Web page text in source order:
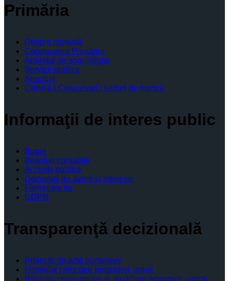
Primăria
Despre comună
Conducerea Primăriei
Aparatul de specialitate
Servicii publice
Anunturi
Cariera | Concursuri | Locuri de munca
Informaţii de interes public
Buget
Bilanţuri contabile
Achiziţii publice
Declaratii de avere si interese
Formulare tip
GDPR
Transparenţă decizională
Proiecte de acte normative
Formular colectare propuneri, opinii
Registru consemnare si analizare propuneri, opinii